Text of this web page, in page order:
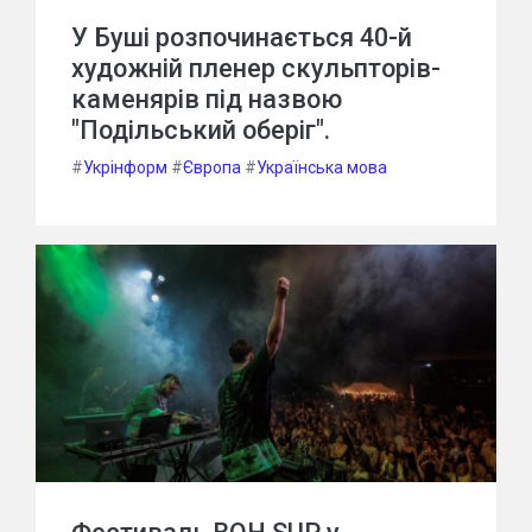
У Буші розпочинається 40-й
художній пленер скульпторів-
каменярів під назвою
"Подільський оберіг".
#Укрінформ #Європа #Українська мова